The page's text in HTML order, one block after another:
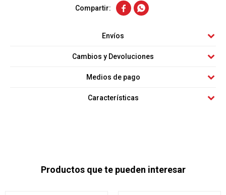
 
Envíos
Cambios y Devoluciones
Medios de pago
Características
Productos que te pueden interesar